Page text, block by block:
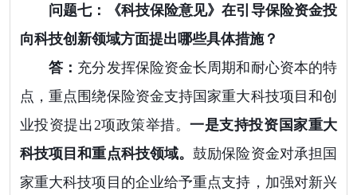
问题七：《科技保险意见》在引导保险资金投
向科技创新领域方面提出哪些具体措施？
答： 充分发挥保险资金长周期和耐心资本的特
点，重点围绕保险资金支持国家重大科技项目和创
业投资提出2项政策举措。一是支持投资国家重大
科技项目和重点科技领域。鼓励保险资金对承担国
家重大科技项目的企业给予重点支持，加强对新兴